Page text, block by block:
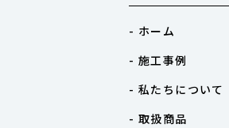
- ホーム
- 施工事例
- 私たちについて
- 取扱商品